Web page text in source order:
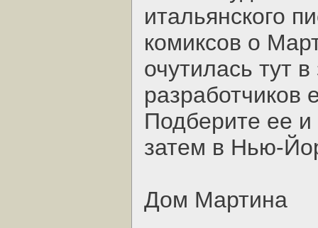
итальянского
комиксов о
очутилась тут
разработчиков
Подберите ее
затем в Нью-
Дом Мартина